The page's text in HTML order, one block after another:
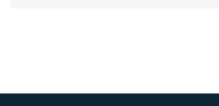
Categorie